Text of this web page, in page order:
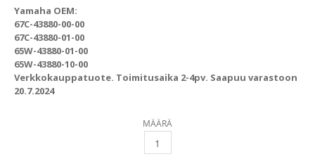
Yamaha OEM:
67C-43880-00-00
67C-43880-01-00
65W-43880-01-00
65W-43880-10-00
Verkkokauppatuote. Toimitusaika 2-4pv. Saapuu varastoon
20.7.2024
MÄÄRÄ
YAMAHA TRIMMIMOOTTORI 20-40HV